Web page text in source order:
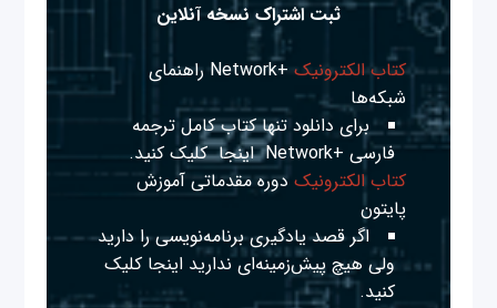
ثبت اشتراک نسخه آنلاین
کتاب الکترونیک
+Network راهنمای
شبکه‌ها
برای دانلود تنها کتاب کامل ترجمه
فارسی +Network
اینجا کلیک کنید.
کتاب الکترونیک دوره مقدماتی آموزش
پایتون
اگر قصد یادگیری برنامه‌نویسی را دارید
ولی هیچ پیش‌زمینه‌ای نداریداینجا کلیک
کنید.